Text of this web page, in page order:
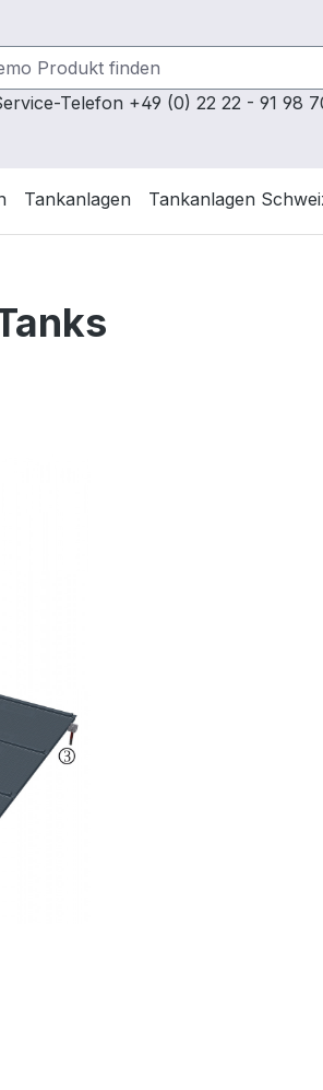
Telefon +49 (0) 22 22 - 91 98
Tankanlagen Tankanlagen